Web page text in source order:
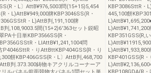
・L〕AttB¥976,5003問(15+15)5,454
・L)AttB¥949,000牌KBP3046SS(R・
・L)AttB判,191,100牌
判,108,9003.5間(15+2)6′363セット鋭昭
PA十日単KBP3566SS{R・
・LIAttB¥1,241,1004問
P4046SttR・りAttBttKBP404GSS{R・り
餅KBP406GSS{R・L〕AttB判,468,700
判.373.300鋳物キアクリルコーナーア
KBP3086SttR・
445,100餅
KBP351GSS{R,
KBP401GSS{R